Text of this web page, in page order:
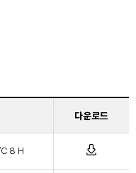
다운로드
8 H